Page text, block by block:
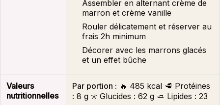
Assembler en alternant crème de
marron et crème vanille
Rouler délicatement et réserver au
frais 2h minimum
Décorer avec les marrons glacés
et un effet bûche
Valeurs
nutritionnelles
Par portion : 🔥 485 kcal 🥩 Protéines
: 8 g 🞯 Glucides : 62 g 🧈 Lipides : 23